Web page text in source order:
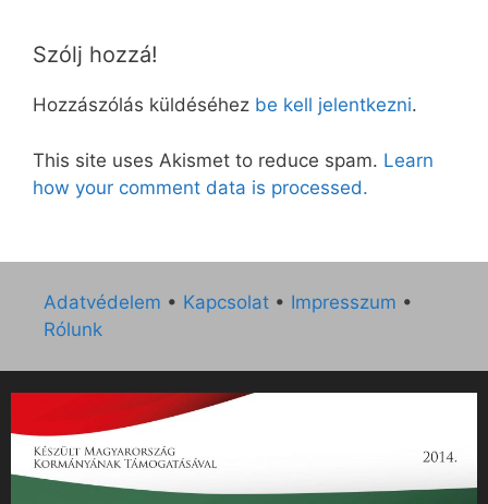
Szólj hozzá!
Hozzászólás küldéséhez be kell jelentkezni.
This site uses Akismet to reduce spam. Learn
how your comment data is processed.
Adatvédelem • Kapcsolat • Impresszum •
Rólunk